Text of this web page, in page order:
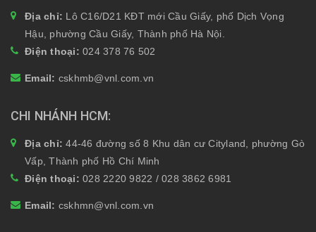
Địa chỉ: Lô C16/D21 KĐT mới Cầu Giấy, phố Dịch Vọng
Hậu, phường Cầu Giấy, Thành phố Hà Nội.
Điện thoại: 024 378 76 502
Email: cskhmb@vnl.com.vn
CHI NHÁNH HCM
Địa chỉ:44-46 đường số 8 Khu dân cư Cityland, phường Gò
Vấp, Thành phố Hồ Chí Minh
Điện thoại: 028 2220 9822 / 028 3862 6981
Email: cskhmn@vnl.com.vn